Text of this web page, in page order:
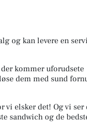
og kan levere en
kommer uforudsete
dem med sund
vi elsker det! Og vi ser
sandwich og de